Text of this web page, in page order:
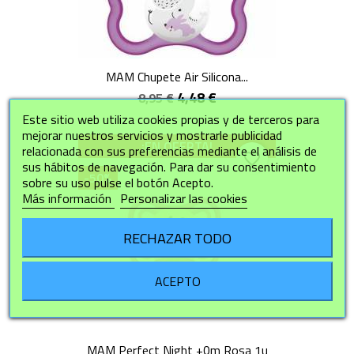
MAM Chupete Air Silicona...
8,95 €4,48 €
MAM Perfect Night +0m Rosa 1u
¡EN OFERTA!
-50%
favorite_border
Este sitio web utiliza cookies propias y de terceros para
mejorar nuestros servicios y mostrarle publicidad
relacionada con sus preferencias mediante el análisis de
sus hábitos de navegación. Para dar su consentimiento
sobre su uso pulse el botón Acepto.
Más información Personalizar las cookies
RECHAZAR TODO
ACEPTO